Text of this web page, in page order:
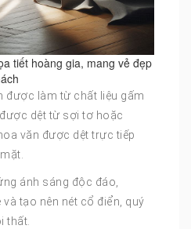
tiết hoàng gia, mang vẻ đẹp
được làm từ chất liệu gấm
dệt từ sợi tơ hoặc
văn được dệt trực tiếp
ánh sáng độc đáo,
tạo nên nét cổ điển, quý
thất.